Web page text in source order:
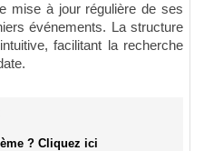
mise à jour régulière de ses
événements. La structure
facilitant la recherche
? Cliquez ici